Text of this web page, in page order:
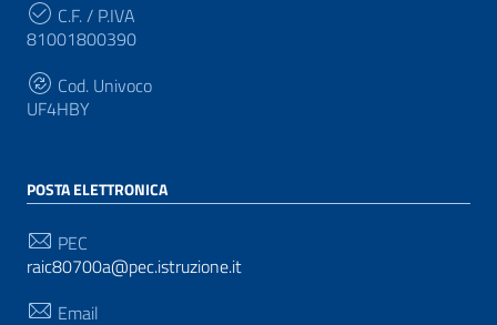
C.F. / P.IVA
81001800390
Cod. Univoco
UF4HBY
POSTA ELETTRONICA
PEC
raic80700a@pec.istruzione.it
Email